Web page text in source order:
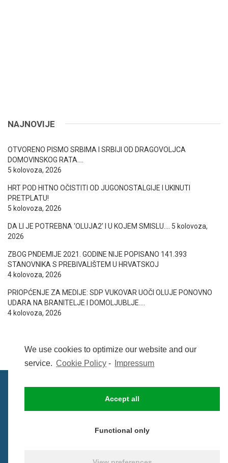
We use cookies to optimize our website and our
service. Cookie Policy - Impressum
Accept all
Functional only
NAJNOVIJE
OTVORENO PISMO SRBIMA I SRBIJI OD DRAGOVOLJCA
DOMOVINSKOG RATA….
5 kolovoza, 2026
HRT POD HITNO OČISTITI OD JUGONOSTALGIJE I UKINUTI
PRETPLATU!
5 kolovoza, 2026
DA LI JE POTREBNA ‘OLUJA2’ I U KOJEM SMISLU….
5 kolovoza,
2026
ZBOG PNDEMIJE 2021. GODINE NIJE POPISANO 141.393
STANOVNIKA S PREBIVALIŠTEM U HRVATSKOJ
4 kolovoza, 2026
PRIOPĆENJE ZA MEDIJE: SDP VUKOVAR UOČI OLUJE PONOVNO
UDARA NA BRANITELJE I DOMOLJUBLJE….
4 kolovoza, 2026
UVIJETI KORIŠTENJA COOKIE POLICY (EU)